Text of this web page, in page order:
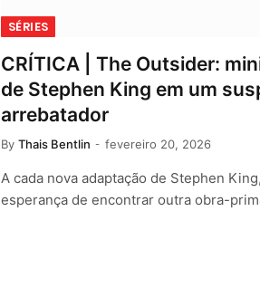
SÉRIES
CRÍTICA | The Outsider:
de Stephen King em um
arrebatador
By Thais Bentlin fevereiro 20, 2026
A cada nova adaptação de Stephen
esperança de encontrar outra obra-